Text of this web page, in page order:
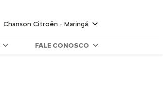
Chanson Citroën - Maringá
FALE CONOSCO